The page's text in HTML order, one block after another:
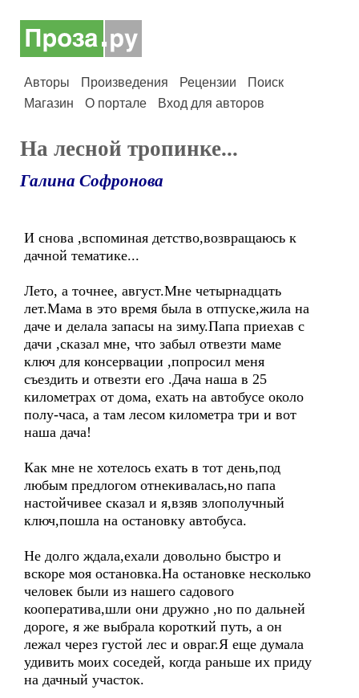
Авторы Произведения Рецензии
Поиск
Магазин
О портале Вход для авторов
На лесной тропинке...
Галина Софронова
И снова ,вспоминая детство,возвращаюсь к
дачной тематике...
Лето, а точнее, август.Мне четырнадцать
лет.Мама в это время была в отпуске,жила на
даче и делала запасы на зиму.Папа приехав с
дачи ,сказал мне, что забыл отвезти маме
ключ для консервации ,попросил меня
съездить и отвезти его .Дача наша в 25
километрах от дома, ехать на автобусе около
полу-часа, а там лесом километра три и вот
наша дача!
Как мне не хотелось ехать в тот день,под
любым предлогом отнекивалась,но папа
настойчивее сказал и я,взяв злополучный
ключ,пошла на остановку автобуса.
Не долго ждала,ехали довольно быстро и
вскоре моя остановка.На остановке несколько
человек были из нашего садового
кооператива,шли они дружно ,но по дальней
дороге, я же выбрала короткий путь, а он
лежал через густой лес и овраг.Я еще думала
удивить моих соседей, когда раньше их приду
на дачный участок.